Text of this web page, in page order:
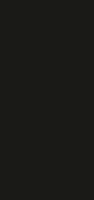
isso custou a
por isso. O
e expor os
vida segue. Não
menos fazer com
com história
na Série B.
Carli esse
o garoto vem